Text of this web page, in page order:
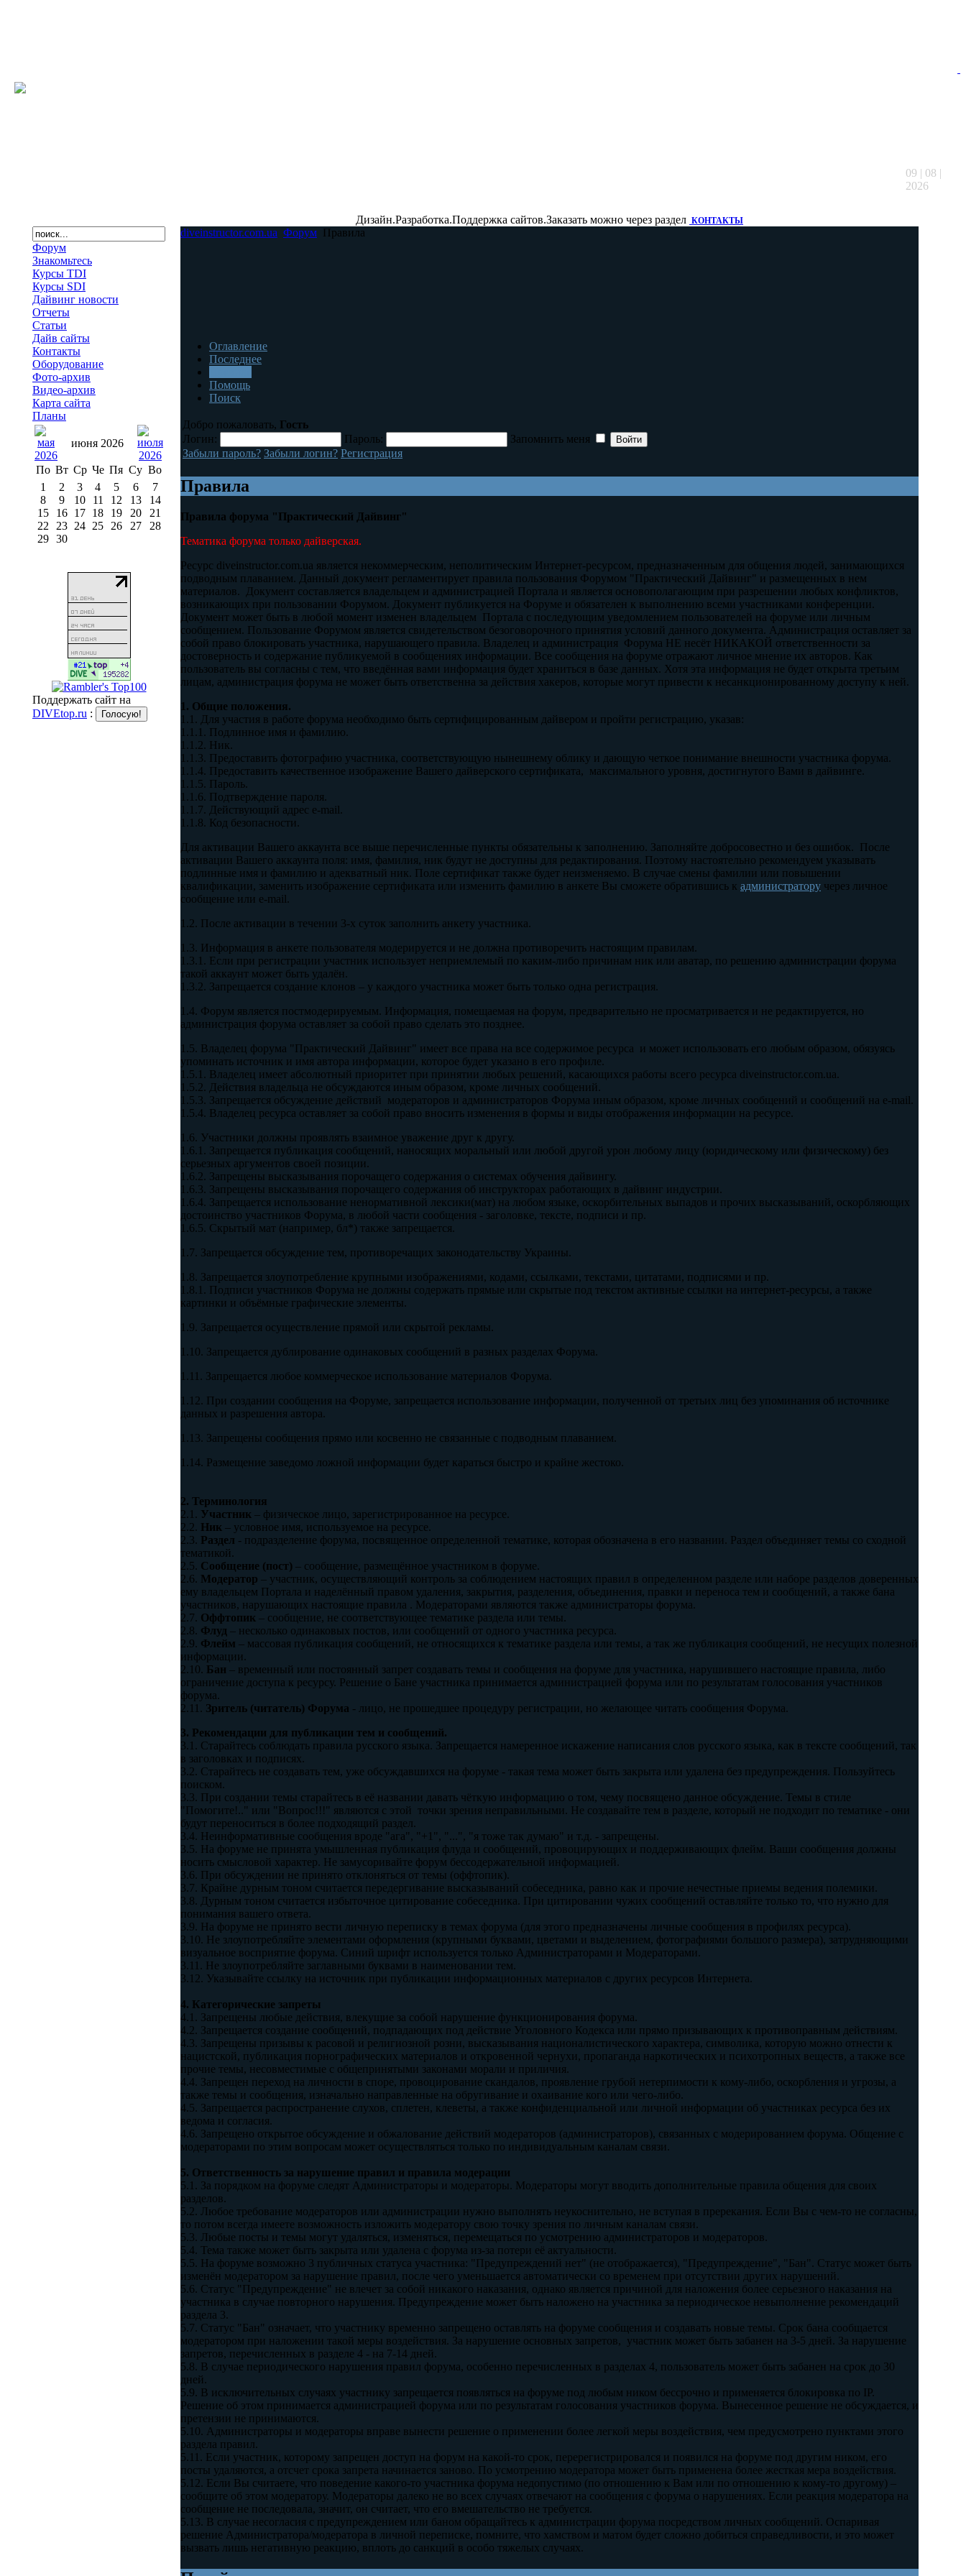
09 | 08 |
2026
Форум
Знакомьтесь
Курсы TDI
Курсы SDI
Дайвинг новости
Отчеты
Статьи
Дайв сайты
Контакты
Оборудование
Фото-архив
Видео-архив
Карта сайта
Планы
июня 2026
По Вт Ср Че Пя Су Во
1
2 3 4 5 6
7
8
9 10 11 12 13
14
15
16 17 18 19 20
21
22
23 24 25 26 27
28
29
30
Поддержать сайт на
DIVEtop.ru :
Дизайн.Разработка.Поддержка сайтов.Заказать можно через раздел КОНТАКТЫ
diveinstructor.com.ua Форум Правила
Оглавление
Последнее
Помощь
Поиск
Добро пожаловать, Гость
Логин:
Пароль:
Запомнить меня
Забыли пароль? Забыли логин? Регистрация
Правила
Правила форума "Практический Дайвинг"
Тематика форума только дайверская.
Ресурс diveinstructor.com.ua является некоммерческим, неполитическим Интернет-ресурсом, предназначенным для общения людей, занимающихся
подводным плаванием. Данный документ регламентирует правила пользования Форумом "Практический Дайвинг" и размещенных в нем
материалов. Документ составляется владельцем и администрацией Портала и является основополагающим при разрешении любых конфликтов,
возникающих при пользовании Форумом. Документ публикуется на Форуме и обязателен к выполнению всеми участниками конференции.
Документ может быть в любой момент изменен владельцем Портала с последующим уведомлением пользователей на форуме или личным
сообщением. Пользование Форумом является свидетельством безоговорочного принятия условий данного документа. Администрация оставляет за
собой право блокировать участника, нарушающего правила. Владелец и администрация Форума НЕ несёт НИКАКОЙ ответственности за
достоверность и содержание публикуемой в сообщениях информации. Все сообщения на форуме отражают личное мнение их авторов. Как
пользователь вы согласны с тем, что введённая вами информация будет храниться в базе данных. Хотя эта информация не будет открыта третьим
лицам, администрация форума не может быть ответственна за действия хакеров, которые могут привести к несанкционированному доступу к ней.
1. Общие положения.
1.1. Для участия в работе форума необходимо быть сертифицированным дайвером и пройти регистрацию, указав:
1.1.1. Подлинное имя и фамилию.
1.1.2. Ник.
1.1.3. Предоставить фотографию участника, соответствующую нынешнему облику и дающую четкое понимание внешности участника форума.
1.1.4. Предоставить качественное изображение Вашего дайверского сертификата, максимального уровня, достигнутого Вами в дайвинге.
1.1.5. Пароль.
1.1.6. Подтверждение пароля.
1.1.7. Действующий адрес e-mail.
1.1.8. Код безопасности.
Для активации Вашего аккаунта все выше перечисленные пункты обязательны к заполнению. Заполняйте добросовестно и без ошибок. После
активации Вашего аккаунта поля: имя, фамилия, ник будут не доступны для редактирования. Поэтому настоятельно рекомендуем указывать
подлинные имя и фамилию и адекватный ник. Поле сертификат также будет неизменяемо. В случае смены фамилии или повышении
квалификации, заменить изображение сертификата или изменить фамилию в анкете Вы сможете обратившись к администратору через личное
сообщение или e-mail.
1.2. После активации в течении 3-х суток заполнить анкету участника.
1.3. Информация в анкете пользователя модерируется и не должна противоречить настоящим правилам.
1.3.1. Если при регистрации участник использует неприемлемый по каким-либо причинам ник или аватар, по решению администрации форума
такой аккаунт может быть удалён.
1.3.2. Запрещается создание клонов – у каждого участника может быть только одна регистрация.
1.4. Форум является постмодерируемым. Информация, помещаемая на форум, предварительно не просматривается и не редактируется, но
администрация форума оставляет за собой право сделать это позднее.
1.5. Владелец форума "Практический Дайвинг" имеет все права на все содержимое ресурса и может использовать его любым образом, обязуясь
упоминать источник и имя автора информации, которое будет указано в его профиле.
1.5.1. Владелец имеет абсолютный приоритет при принятии любых решений, касающихся работы всего ресурса diveinstructor.com.ua.
1.5.2. Действия владельца не обсуждаются иным образом, кроме личных сообщений.
1.5.3. Запрещается обсуждение действий модераторов и администраторов Форума иным образом, кроме личных сообщений и сообщений на e-mail.
1.5.4. Владелец ресурса оставляет за собой право вносить изменения в формы и виды отображения информации на ресурсе.
1.6. Участники должны проявлять взаимное уважение друг к другу.
1.6.1. Запрещается публикация сообщений, наносящих моральный или любой другой урон любому лицу (юридическому или физическому) без
серьезных аргументов своей позиции.
1.6.2. Запрещены высказывания порочащего содержания о системах обучения дайвингу.
1.6.3. Запрещены высказывания порочащего содержания об инструкторах работающих в дайвинг индустрии.
1.6.4. Запрещается использование ненормативной лексики(мат) на любом языке, оскорбительных выпадов и прочих высказываний, оскорбляющих
достоинство участников Форума, в любой части сообщения - заголовке, тексте, подписи и пр.
1.6.5. Скрытый мат (например, бл*) также запрещается.
1.7. Запрещается обсуждение тем, противоречащих законодательству Украины.
1.8. Запрещается злоупотребление крупными изображениями, кодами, ссылками, текстами, цитатами, подписями и пр.
1.8.1. Подписи участников Форума не должны содержать прямые или скрытые под текстом активные ссылки на интернет-ресурсы, а также
картинки и объёмные графические элементы.
1.9. Запрещается осуществление прямой или скрытой рекламы.
1.10. Запрещается дублирование одинаковых сообщений в разных разделах Форума.
1.11. Запрещается любое коммерческое использование материалов Форума.
1.12. При создании сообщения на Форуме, запрещается использование информации, полученной от третьих лиц без упоминания об источнике
данных и разрешения автора.
1.13. Запрещены сообщения прямо или косвенно не связанные с подводным плаванием.
1.14. Размещение заведомо ложной информации будет караться быстро и крайне жестоко.
2. Терминология
2.1. Участник – физическое лицо, зарегистрированное на ресурсе.
2.2. Ник – условное имя, используемое на ресурсе.
2.3. Раздел - подразделение форума, посвященное определенной тематике, которая обозначена в его названии. Раздел объединяет темы со сходной
тематикой.
2.5. Сообщение (пост) – сообщение, размещённое участником в форуме.
2.6. Модератор – участник, осуществляющий контроль за соблюдением настоящих правил в определенном разделе или наборе разделов доверенных
ему владельцем Портала и наделённый правом удаления, закрытия, разделения, объединения, правки и переноса тем и сообщений, а также бана
участников, нарушающих настоящие правила . Модераторами являются также администраторы форума.
2.7. Оффтопик – сообщение, не соответствующее тематике раздела или темы.
2.8. Флуд – несколько одинаковых постов, или сообщений от одного участника ресурса.
2.9. Флейм – массовая публикация сообщений, не относящихся к тематике раздела или темы, а так же публикация сообщений, не несущих полезной
информации.
2.10. Бан – временный или постоянный запрет создавать темы и сообщения на форуме для участника, нарушившего настоящие правила, либо
ограничение доступа к ресурсу. Решение о Бане участника принимается администрацией форума или по результатам голосования участников
форума.
2.11. Зритель (читатель) Форума - лицо, не прошедшее процедуру регистрации, но желающее читать сообщения Форума.
3. Рекомендации для публикации тем и сообщений.
3.1. Старайтесь соблюдать правила русского языка. Запрещается намеренное искажение написания слов русского языка, как в тексте сообщений, так
в заголовках и подписях.
3.2. Старайтесь не создавать тем, уже обсуждавшихся на форуме - такая тема может быть закрыта или удалена без предупреждения. Пользуйтесь
поиском.
3.3. При создании темы старайтесь в её названии давать чёткую информацию о том, чему посвящено данное обсуждение. Темы в стиле
"Помогите!.." или "Вопрос!!!" являются с этой точки зрения неправильными. Не создавайте тем в разделе, который не подходит по тематике - они
будут переноситься в более подходящий раздел.
3.4. Неинформативные сообщения вроде "ага", "+1", "...", "я тоже так думаю" и т.д. - запрещены.
3.5. На форуме не принята умышленная публикация флуда и сообщений, провоцирующих и поддерживающих флейм. Ваши сообщения должны
носить смысловой характер. Не замусоривайте форум бессодержательной информацией.
3.6. При обсуждении не принято отклоняться от темы (оффтопик).
3.7. Крайне дурным тоном считается передергивание высказываний собеседника, равно как и прочие нечестные приемы ведения полемики.
3.8. Дурным тоном считается избыточное цитирование собеседника. При цитировании чужих сообщений оставляйте только то, что нужно для
понимания вашего ответа.
3.9. На форуме не принято вести личную переписку в темах форума (для этого предназначены личные сообщения в профилях ресурса).
3.10. Не злоупотребляйте элементами оформления (крупными буквами, цветами и выделением, фотографиями большого размера), затрудняющими
визуальное восприятие форума. Синий шрифт используется только Администраторами и Модераторами.
3.11. Не злоупотребляйте заглавными буквами в наименовании тем.
3.12. Указывайте ссылку на источник при публикации информационных материалов с других ресурсов Интернета.
4. Категорические запреты
4.1. Запрещены любые действия, влекущие за собой нарушение функционирования форума.
4.2. Запрещается создание сообщений, подпадающих под действие Уголовного Кодекса или прямо призывающих к противоправным действиям.
4.3. Запрещены призывы к расовой и религиозной розни, высказывания националистического характера, символика, которую можно отнести к
нацистской, публикация порнографических материалов и откровенной чернухи, пропаганда наркотических и психотропных веществ, а также все
прочие темы, несовместимые с общепринятыми законами морали и приличия.
4.4. Запрещен переход на личности в споре, провоцирование скандалов, проявление грубой нетерпимости к кому-либо, оскорбления и угрозы, а
также темы и сообщения, изначально направленные на обругивание и охаивание кого или чего-либо.
4.5. Запрещается распространение слухов, сплетен, клеветы, а также конфиденциальной или личной информации об участниках ресурса без их
ведома и согласия.
4.6. Запрещено открытое обсуждение и обжалование действий модераторов (администраторов), связанных с модерированием форума. Общение с
модераторами по этим вопросам может осуществляться только по индивидуальным каналам связи.
5. Ответственность за нарушение правил и правила модерации
5.1. За порядком на форуме следят Администраторы и модераторы. Модераторы могут вводить дополнительные правила общения для своих
разделов.
5.2. Любое требование модераторов или администрации нужно выполнять неукоснительно, не вступая в пререкания. Если Вы с чем-то не согласны,
то потом всегда имеете возможность изложить модератору свою точку зрения по личным каналам связи.
5.3. Любые посты и темы могут удаляться, изменяться, перемещаться по усмотрению администраторов и модераторов.
5.4. Тема также может быть закрыта или удалена с форума из-за потери её актуальности.
5.5. На форуме возможно 3 публичных статуса участника: "Предупреждений нет" (не отображается), "Предупреждение", "Бан". Статус может быть
изменён модератором за нарушение правил, после чего уменьшается автоматически со временем при отсутствии других нарушений.
5.6. Статус "Предупреждение" не влечет за собой никакого наказания, однако является причиной для наложения более серьезного наказания на
участника в случае повторного нарушения. Предупреждение может быть наложено на участника за периодическое невыполнение рекомендаций
раздела 3.
5.7. Статус "Бан" означает, что участнику временно запрещено оставлять на форуме сообщения и создавать новые темы. Срок бана сообщается
модератором при наложении такой меры воздействия. За нарушение основных запретов, участник может быть забанен на 3-5 дней. За нарушение
запретов, перечисленных в разделе 4 - на 7-14 дней.
5.8. В случае периодического нарушения правил форума, особенно перечисленных в разделах 4, пользователь может быть забанен на срок до 30
дней.
5.9. В исключительных случаях участнику запрещается появляться на форуме под любым ником бессрочно и применяется блокировка по IP.
Решение об этом принимается администрацией форума или по результатам голосования участников форума. Вынесенное решение не обсуждается, и
претензии не принимаются.
5.10. Администраторы и модераторы вправе вынести решение о применении более легкой меры воздействия, чем предусмотрено пунктами этого
раздела правил.
5.11. Если участник, которому запрещен доступ на форум на какой-то срок, перерегистрировался и появился на форуме под другим ником, его
посты удаляются, а отсчет срока запрета начинается заново. По усмотрению модератора может быть применена более жесткая мера воздействия.
5.12. Если Вы считаете, что поведение какого-то участника форума недопустимо (по отношению к Вам или по отношению к кому-то другому) –
сообщите об этом модератору. Модераторы далеко не во всех случаях отвечают на сообщения с форума о нарушениях. Если реакция модератора на
сообщение не последовала, значит, он считает, что его вмешательство не требуется.
5.13. В случае несогласия с предупреждением или баном обращайтесь к администрации форума посредством личных сообщений. Оспаривая
решение Администратора/модератора в личной переписке, помните, что хамством и матом будет сложно добиться справедливости, и это может
вызвать лишь негативную реакцию, вплоть до санкций в особо тяжелых случаях.